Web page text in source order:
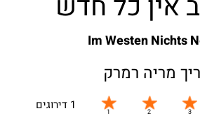
Im Westen Nichts
מריה רמרק
1 דירוגים